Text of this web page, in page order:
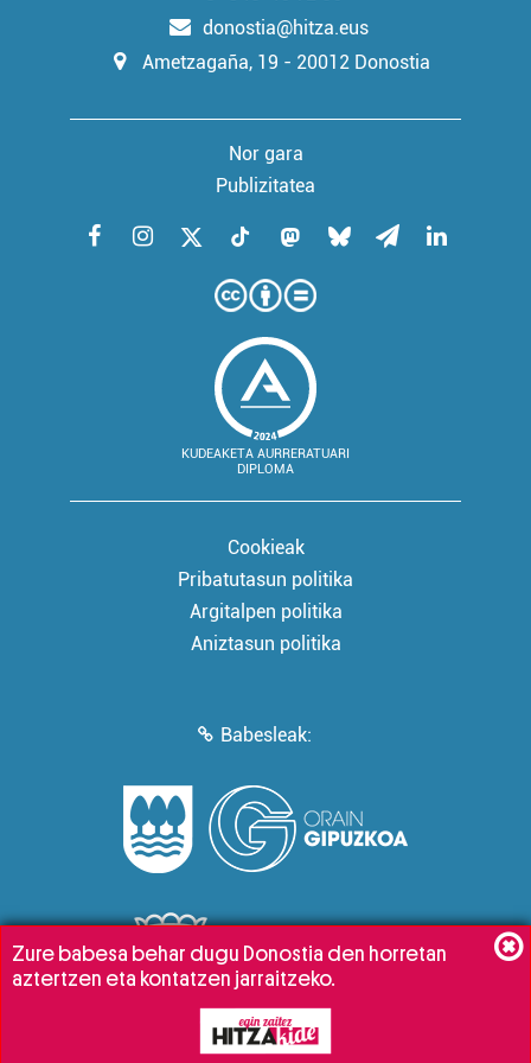
donostia@hitza.eus
Ametzagaña, 19 - 20012 Donostia
Nor gara
Publizitatea
KUDEAKETA AURRERATUARI
DIPLOMA
Cookieak
Pribatutasun politika
Argitalpen politika
Aniztasun politika
Babesleak:
Zure babesa behar dugu Donostia den horretan
aztertzen eta kontatzen jarraitzeko.